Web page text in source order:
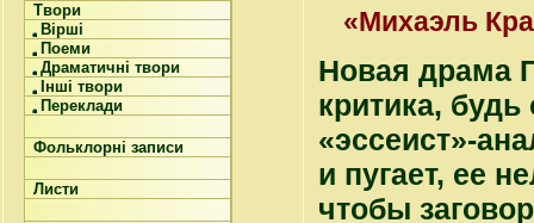
Твори
Вірші
Поеми
Драматичні твори
Інші твори
Переклади
Фольклорні записи
Листи
«Михаэль
Новая драма
критика,
«эссеист»-
и пугает, ее
чтобы